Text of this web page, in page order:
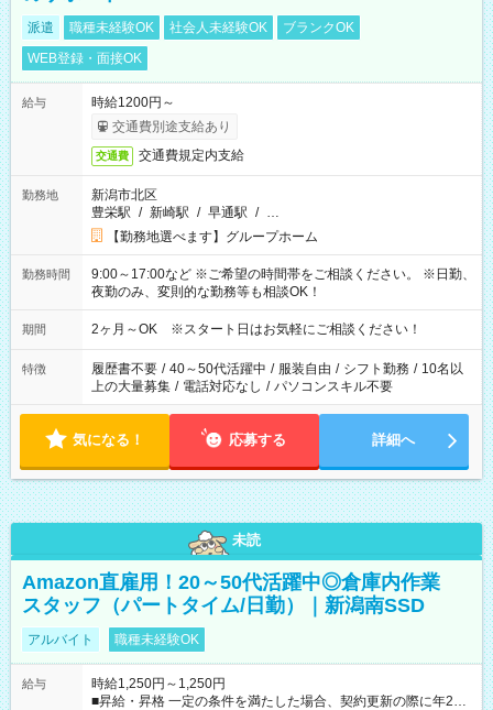
派遣 職種未経験OK 社会人未経験OK
ブランクOK
WEB登録・面接OK
給与
時給1200円～
交通費別途支給あり
交通費 交通費規定内支給
勤務地
新潟市北区
豊栄駅 / 新崎駅 / 早通駅 / …
【勤務地選べます】グループホーム
勤務時間
9:00～17:00など ※ご希望の時間帯をご相談ください。 ※日勤、
夜勤のみ、変則的な勤務等も相談OK！
期間 2ヶ月～OK ※スタート日はお気軽にご相談ください！
特徴 履歴書不要 / 40～50代活躍中 / 服装自由 / シフト勤務 / 10名以
上の大量募集 / 電話対応なし / パソコンスキル不要
気になる！ 応募する 詳細へ
未読
Amazon直雇用！20～50代活躍中◎倉庫内作業
スタッフ（パートタイム/日勤）｜新潟南SSD
アルバイト 職種未経験OK
給与
時給1,250円～1,250円
■昇給・昇格 一定の条件を満たした場合、契約更新の際に年2回